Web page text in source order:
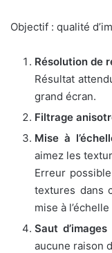
Objectif : qualité
Résolution de
Résultat
grand écran.
Filtrage
Mise à
aimez les
Erreur
textures dans
mise à
Saut
aucune raison